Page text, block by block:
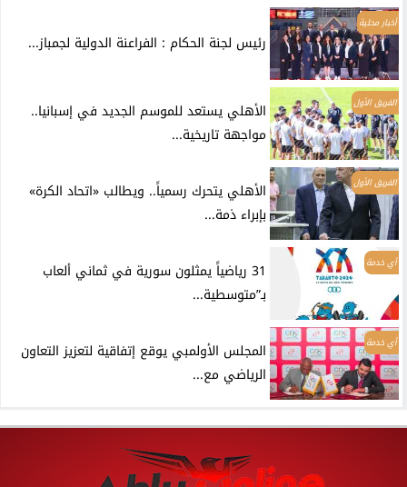
أخبار محلية
رئيس لجنة الحكام : الفراعنة الدولية لجمباز...
الفريق الأول
الأهلي يستعد للموسم الجديد في إسبانيا..
مواجهة تاريخية...
الفريق الأول
الأهلي يتحرك رسمياً.. ويطالب «اتحاد الكرة»
بإبراء ذمة...
أي خدمة
31 رياضياً يمثلون سورية في ثماني ألعاب
بـ”متوسطية...
أي خدمة
المجلس الأولمبي يوقع إتفاقية لتعزيز التعاون
الرياضي مع...